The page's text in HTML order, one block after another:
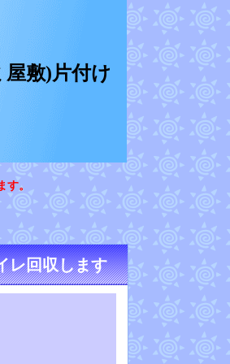
敷)片付け
す。
回収します